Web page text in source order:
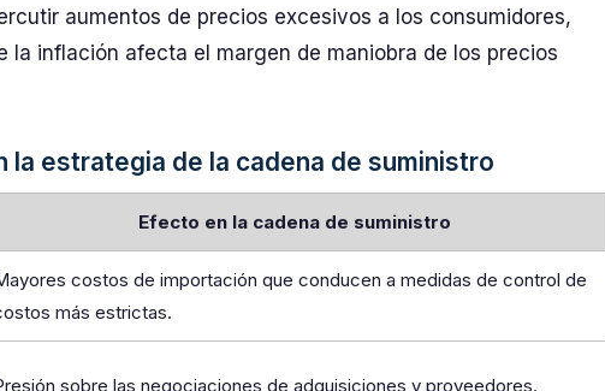
aumentos de precios excesivos a los consumidores,
la inflación afecta el margen de maniobra de los precios
la estrategia de la cadena de suministro
Efecto en la cadena de suministro
costos de importación que conducen a medidas de control de
más estrictas.
sobre las negociaciones de adquisiciones y proveedores.